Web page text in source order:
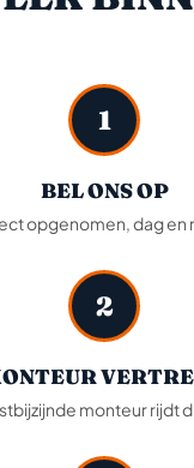
1
BEL ONS OP
opgenomen, dag en
2
monteur rijdt